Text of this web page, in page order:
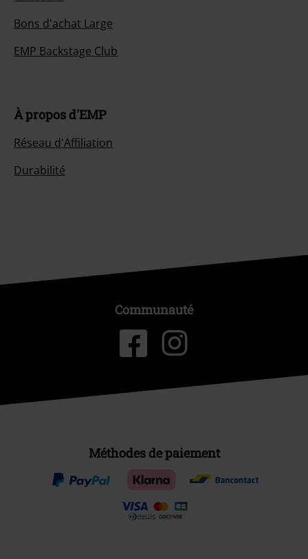
Bons d'achat Large
EMP Backstage Club
À propos d'EMP
Réseau d'Affiliation
Durabilité
Communauté
Méthodes de paiement